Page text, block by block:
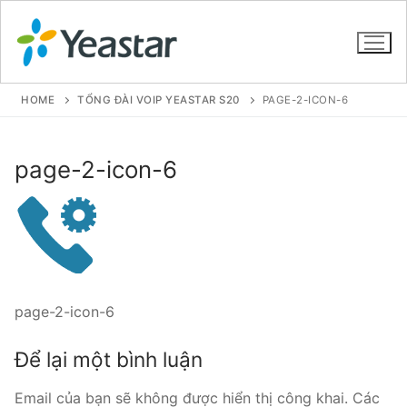
GIỚI THIỆU
SẢN PHẨM
VOIP PBX FOR SME
Tổng đài VoIP Yeastar S412
Tổng đài VoIP Yeastar S20
Tổng đài VoIP Yeastar S50
Tổng đài VoIP Yeastar S100
HOME TỔNG ĐÀI VOIP YEASTAR S20 PAGE-2-ICON-6
page-2-icon-6
page-2-icon-6
Để lại một bình luận
Email của bạn sẽ không được hiển thị công khai. Các